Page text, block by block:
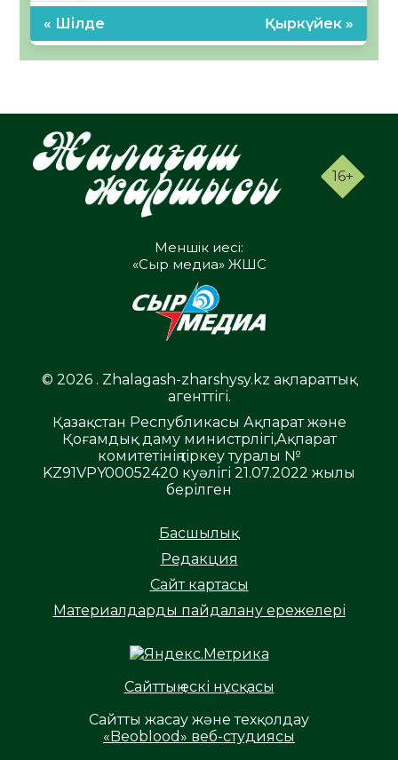
« Шілде Қыркүйек »
16+
Меншік иесі:
«Сыр медиа» ЖШС
© 2026 . Zhalagash-zharshysy.kz ақпараттық
агенттігі.
Қазақстан Республикасы Ақпарат және
Қоғамдық даму министрлігі,Ақпарат
комитетінің тіркеу туралы №
KZ91VPY00052420 куәлігі 21.07.2022 жылы
берілген
Басшылық
Редакция
Сайт картасы
Материалдарды пайдалану ережелері
Сайттың ескі нұсқасы
Сайтты жасау және техқолдау
«Beoblood» веб-студиясы